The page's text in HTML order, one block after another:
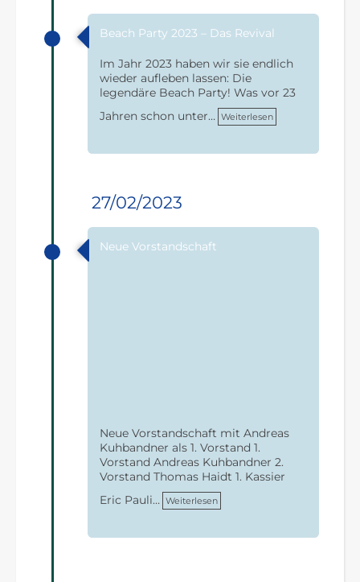
Beach Party 2023 – Das Revival
Im Jahr 2023 haben wir sie endlich
wieder aufleben lassen: Die
legendäre Beach Party! Was vor 23
Jahren schon unter… Weiterlesen
27/02/2023
Neue Vorstandschaft
Neue Vorstandschaft mit Andreas
Kuhbandner als 1. Vorstand 1.
Vorstand Andreas Kuhbandner 2.
Vorstand Thomas Haidt 1. Kassier
Eric Pauli… Weiterlesen